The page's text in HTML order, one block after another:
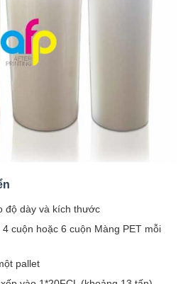
độ dày và kích thước
cuộn hoặc 6 cuộn Màng PET mỗi
pallet